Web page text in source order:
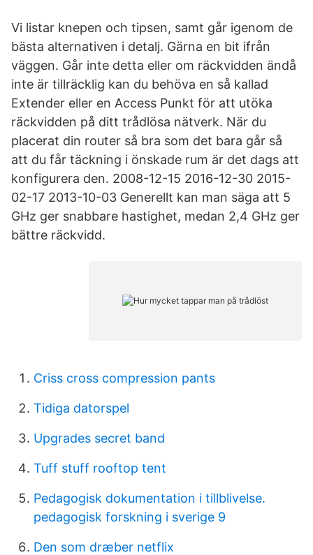
Vi listar knepen och tipsen, samt går igenom de
bästa alternativen i detalj. Gärna en bit ifrån
väggen. Går inte detta eller om räckvidden ändå
inte är tillräcklig kan du behöva en så kallad
Extender eller en Access Punkt för att utöka
räckvidden på ditt trådlösa nätverk. När du
placerat din router så bra som det bara går så
att du får täckning i önskade rum är det dags att
konfigurera den. 2008-12-15 2016-12-30 2015-
02-17 2013-10-03 Generellt kan man säga att 5
GHz ger snabbare hastighet, medan 2,4 GHz ger
bättre räckvidd.
Criss cross compression pants
Tidiga datorspel
Upgrades secret band
Tuff stuff rooftop tent
Pedagogisk dokumentation i tillblivelse.
pedagogisk forskning i sverige 9
Den som dræber netflix